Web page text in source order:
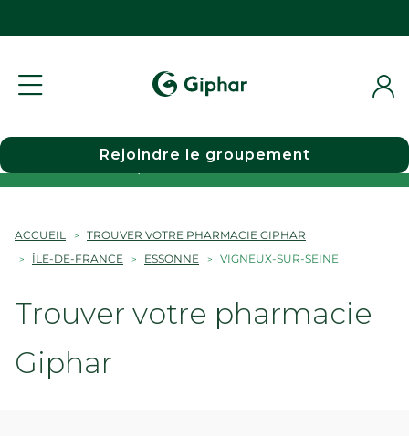
Choisir une pharmacie
Rejoindre le groupement
ACCUEIL
TROUVER VOTRE PHARMACIE GIPHAR
ÎLE-DE-FRANCE
ESSONNE VIGNEUX-SUR-SEINE
Trouver votre pharmacie
Giphar